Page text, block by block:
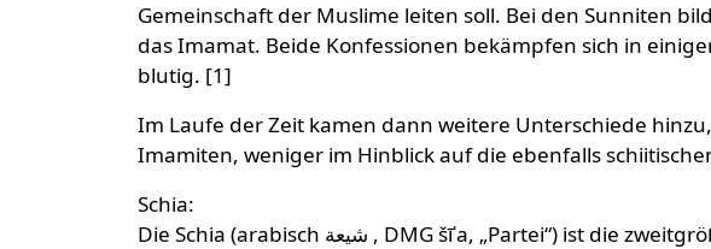
Gemeinschaft der Muslime leiten soll. Bei den Sunniten
das Imamat. Beide Konfessionen bekämpfen sich in
blutig. [1]
Im Laufe der Zeit kamen dann weitere Unterschiede
Imamiten, weniger im Hinblick auf die ebenfalls
Schia:
Die Schia (arabisch شيعة ‎, DMG šīʿa, „Partei“) ist die zweitgrößte Konfession des Islam. Die Anhänger der